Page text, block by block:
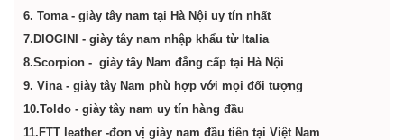
6. Toma - giày tây nam tại Hà Nội uy tín nhất
7.DIOGINI - giày tây nam nhập khẩu từ Italia
8.Scorpion - giày tây Nam đẳng cấp tại Hà Nội
9. Vina - giày tây Nam phù hợp với mọi đối tượng
10.Toldo - giày tây nam uy tín hàng đầu
11.FTT leather -đơn vị giày nam đầu tiên tại Việt Nam